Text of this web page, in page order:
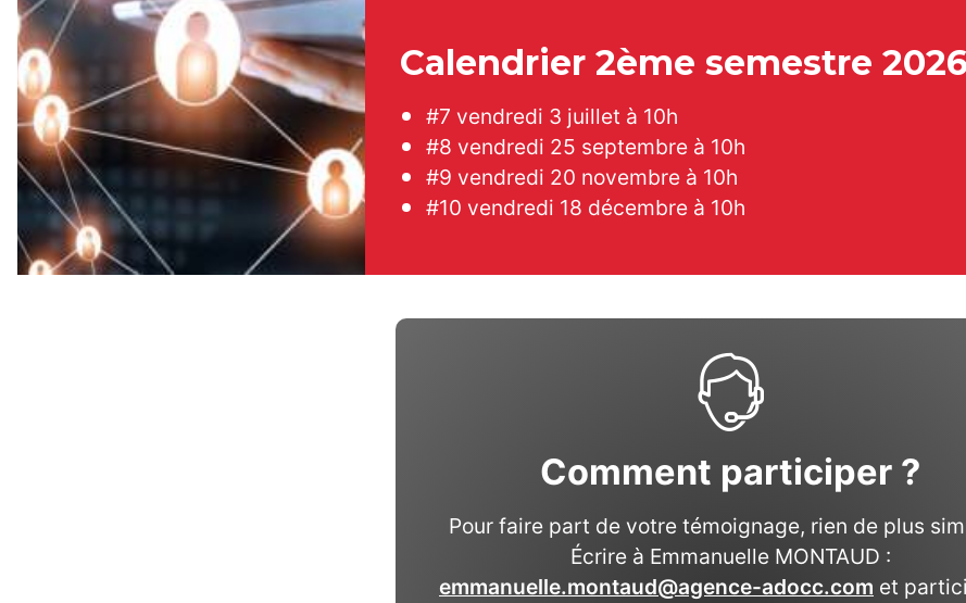
Calendrier 2ème semestre
#7 vendredi 3 juillet à 10h
#8 vendredi 25 septembre à 10h
#9 vendredi 20 novembre à 10h
#10 vendredi 18 décembre à 10h
Comment participer ?
Pour faire part de votre témoignage, rien de plus
Écrire à Emmanuelle MONTAUD :
emmanuelle.montaud@agence-adocc.com et